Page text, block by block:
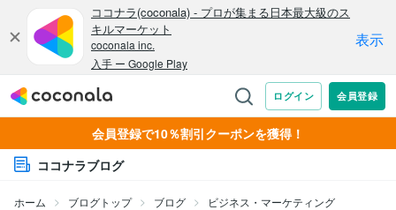
会員登録で10％割引クーポンを獲得！
ココナラブログ
ホーム ブログトップ ブログ ビジネス・マーケティング